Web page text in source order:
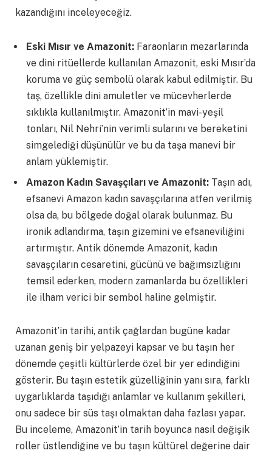
kazandığını inceleyeceğiz.
Eski Mısır ve Amazonit: Faraonların mezarlarında
ve dini ritüellerde kullanılan Amazonit, eski Mısır’da
koruma ve güç sembolü olarak kabul edilmiştir. Bu
taş, özellikle dini amuletler ve mücevherlerde
sıklıkla kullanılmıştır. Amazonit’in mavi-yeşil
tonları, Nil Nehri’nin verimli sularını ve bereketini
simgelediği düşünülür ve bu da taşa manevi bir
anlam yüklemiştir.
Amazon Kadın Savaşçıları ve Amazonit: Taşın adı,
efsanevi Amazon kadın savaşçılarına atfen verilmiş
olsa da, bu bölgede doğal olarak bulunmaz. Bu
ironik adlandırma, taşın gizemini ve efsaneviliğini
artırmıştır. Antik dönemde Amazonit, kadın
savaşçıların cesaretini, gücünü ve bağımsızlığını
temsil ederken, modern zamanlarda bu özellikleri
ile ilham verici bir sembol haline gelmiştir.
Amazonit’in tarihi, antik çağlardan bugüne kadar
uzanan geniş bir yelpazeyi kapsar ve bu taşın her
dönemde çeşitli kültürlerde özel bir yer edindiğini
gösterir. Bu taşın estetik güzelliğinin yanı sıra, farklı
uygarlıklarda taşıdığı anlamlar ve kullanım şekilleri,
onu sadece bir süs taşı olmaktan daha fazlası yapar.
Bu inceleme, Amazonit’in tarih boyunca nasıl değişik
roller üstlendiğine ve bu taşın kültürel değerine dair